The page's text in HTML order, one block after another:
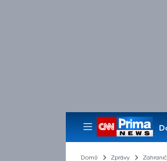
Domů Zprávy